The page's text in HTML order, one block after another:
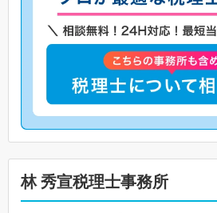
林 秀宣税理士事務所